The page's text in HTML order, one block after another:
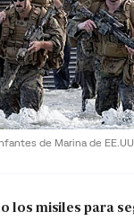
de Marina de
los misiles para